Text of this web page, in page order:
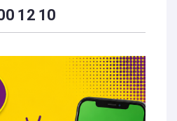
12 10